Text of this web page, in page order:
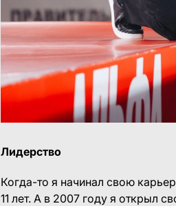
Лидерство
Когда-то я начинал свою
11 лет. А в 2007 году я открыл